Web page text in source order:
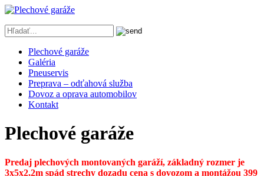
Plechové garáže
Galéria
Pneuservis
Preprava – odťahová služba
Dovoz a oprava automobilov
Kontakt
Plechové garáže
Predaj plechových montovaných garáží, základný rozmer je
3x5x2,2m spád strechy dozadu cena s dovozom a montážou 399